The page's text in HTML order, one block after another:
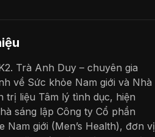
Trà Anh Duy – chuyên gia
về Sức khỏe Nam giới và Nhà
trị liệu Tâm lý tình dục, hiện
sáng lập Công ty Cổ phần
Nam giới (Men’s Health), đơn vị